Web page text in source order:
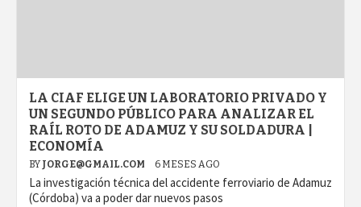
LA CIAF ELIGE UN LABORATORIO PRIVADO Y
UN SEGUNDO PÚBLICO PARA ANALIZAR EL
RAÍL ROTO DE ADAMUZ Y SU SOLDADURA |
ECONOMÍA
BY JORGE@GMAIL.COM 6 MESES AGO
La investigación técnica del accidente ferroviario de Adamuz
(Córdoba) va a poder dar nuevos pasos